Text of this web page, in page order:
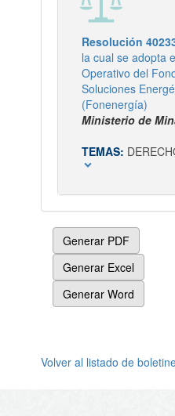
Resolución
la cual se adopta
Operativo del
Soluciones
(Fonenergía)
Ministerio de
TEMAS:
expand_more
Generar PDF
Generar Excel
Generar Word
Volver al listado de